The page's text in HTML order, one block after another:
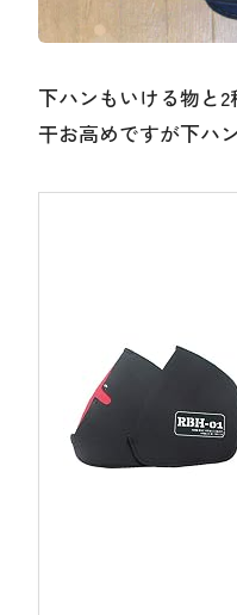
下ハンもいける物と
干お高めですが下ハ